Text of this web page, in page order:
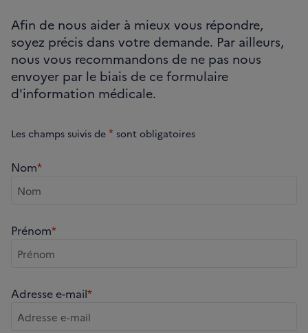
Afin de nous aider à mieux vous répondre,
soyez précis dans votre demande. Par ailleurs,
nous vous recommandons de ne pas nous
envoyer par le biais de ce formulaire
d'information médicale.
Les champs suivis de * sont obligatoires
Nom*
Prénom*
Adresse e-mail*